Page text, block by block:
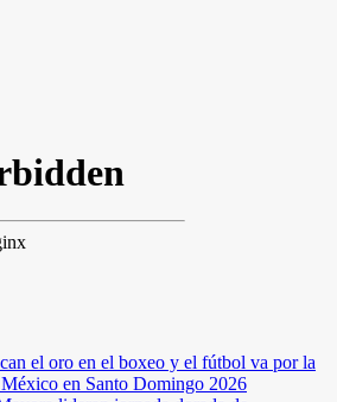
el oro en el boxeo y el fútbol va por la
en Santo Domingo 2026